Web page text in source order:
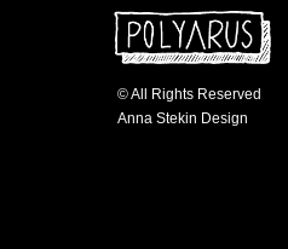
© All Rights Reserved
Anna Stekin Design